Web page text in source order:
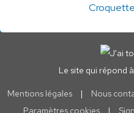
Le site qui répond
Mentions légales | Nous